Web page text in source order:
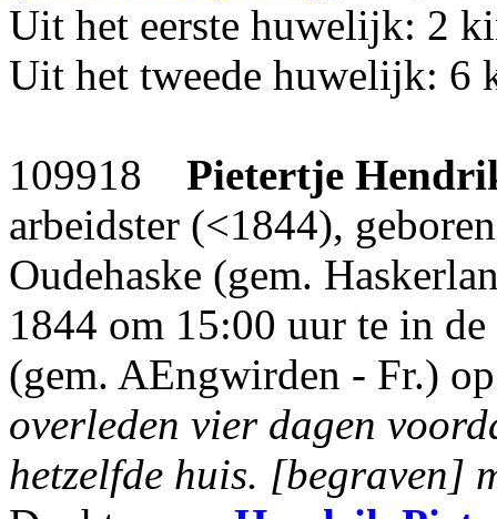
Uit het eerste huwelijk: 2
Uit het tweede huwelijk: 6
109918 Pietertje
arbeidster (<1844),
Oudehaske (gem.
1844 om 15:00 uur te in
(gem. AEngwirden - Fr.)
overleden vier dagen
hetzelfde huis. [begraven]